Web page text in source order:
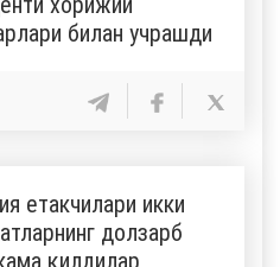
билан учрашди
етакчилари икки
долзарб
қилдилар